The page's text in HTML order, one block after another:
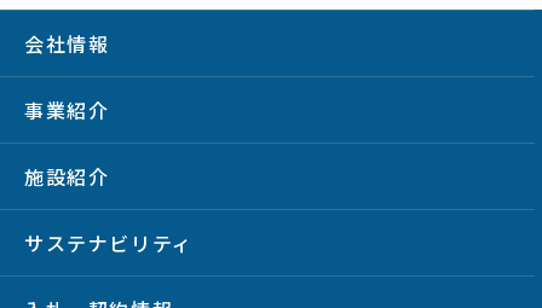
会社情報
事業紹介
施設紹介
サステナビリティ